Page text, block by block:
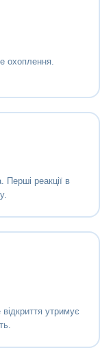
охоплення.
Перші реакції в
утримує